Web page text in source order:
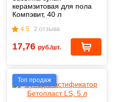
керамзитовая для пола
Компэвит, 40 л
4.5 2 отзыва
17,76 руб./шт.
Топ продаж